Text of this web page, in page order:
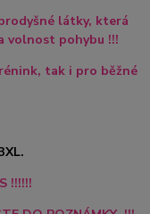
látky, která
volnost pohybu !!!
tak i pro běžné
!!!!!!